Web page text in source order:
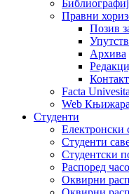
Правни
Позив
Архива
Контакт
Facta
Web
Студенти
Електронски
Студенти
Студентски
Распоред
Оквирни